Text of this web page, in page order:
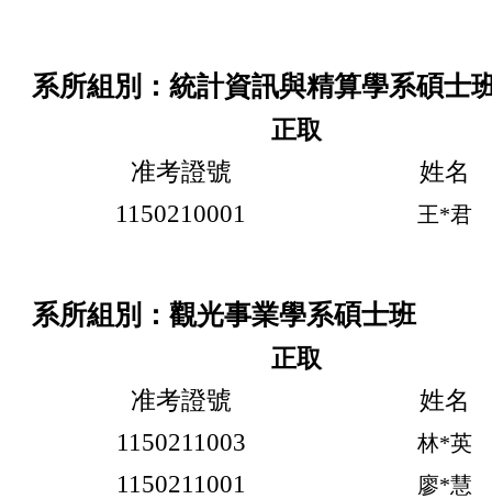
系所組別：統計資訊與精算學系碩士
正取
准考證號
姓名
1150210001
王*君
系所組別：觀光事業學系碩士班
正取
准考證號
姓名
1150211003
林*英
1150211001 廖*慧